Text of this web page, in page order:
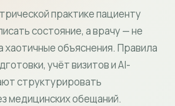
практике пациенту
состояние, а врачу — не
хаотичные объяснения. Правила
учёт визитов и AI-
структурировать
медицинских обещаний.